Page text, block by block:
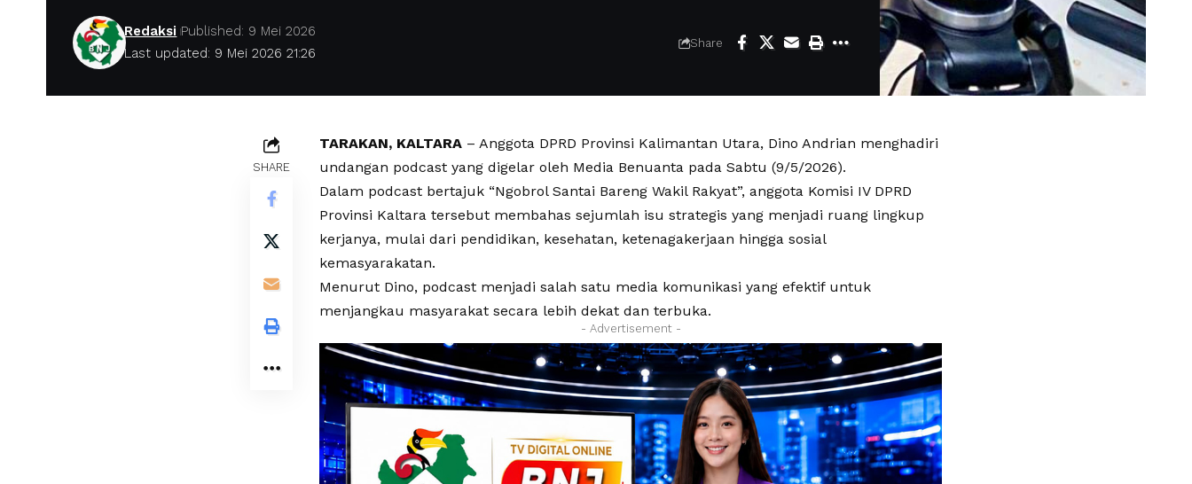
Last updated: 9 Mei 2026 21:26
Redaksi Published: 9 Mei 2026
Share
SHARE
TARAKAN, KALTARA – Anggota DPRD Provinsi Kalimantan Utara, Dino Andrian menghadiri
undangan podcast yang digelar oleh Media Benuanta pada Sabtu (9/5/2026).
Dalam podcast bertajuk “Ngobrol Santai Bareng Wakil Rakyat”, anggota Komisi IV DPRD
Provinsi Kaltara tersebut membahas sejumlah isu strategis yang menjadi ruang lingkup
kerjanya, mulai dari pendidikan, kesehatan, ketenagakerjaan hingga sosial
kemasyarakatan.
Menurut Dino, podcast menjadi salah satu media komunikasi yang efektif untuk
menjangkau masyarakat secara lebih dekat dan terbuka.
- Advertisement -